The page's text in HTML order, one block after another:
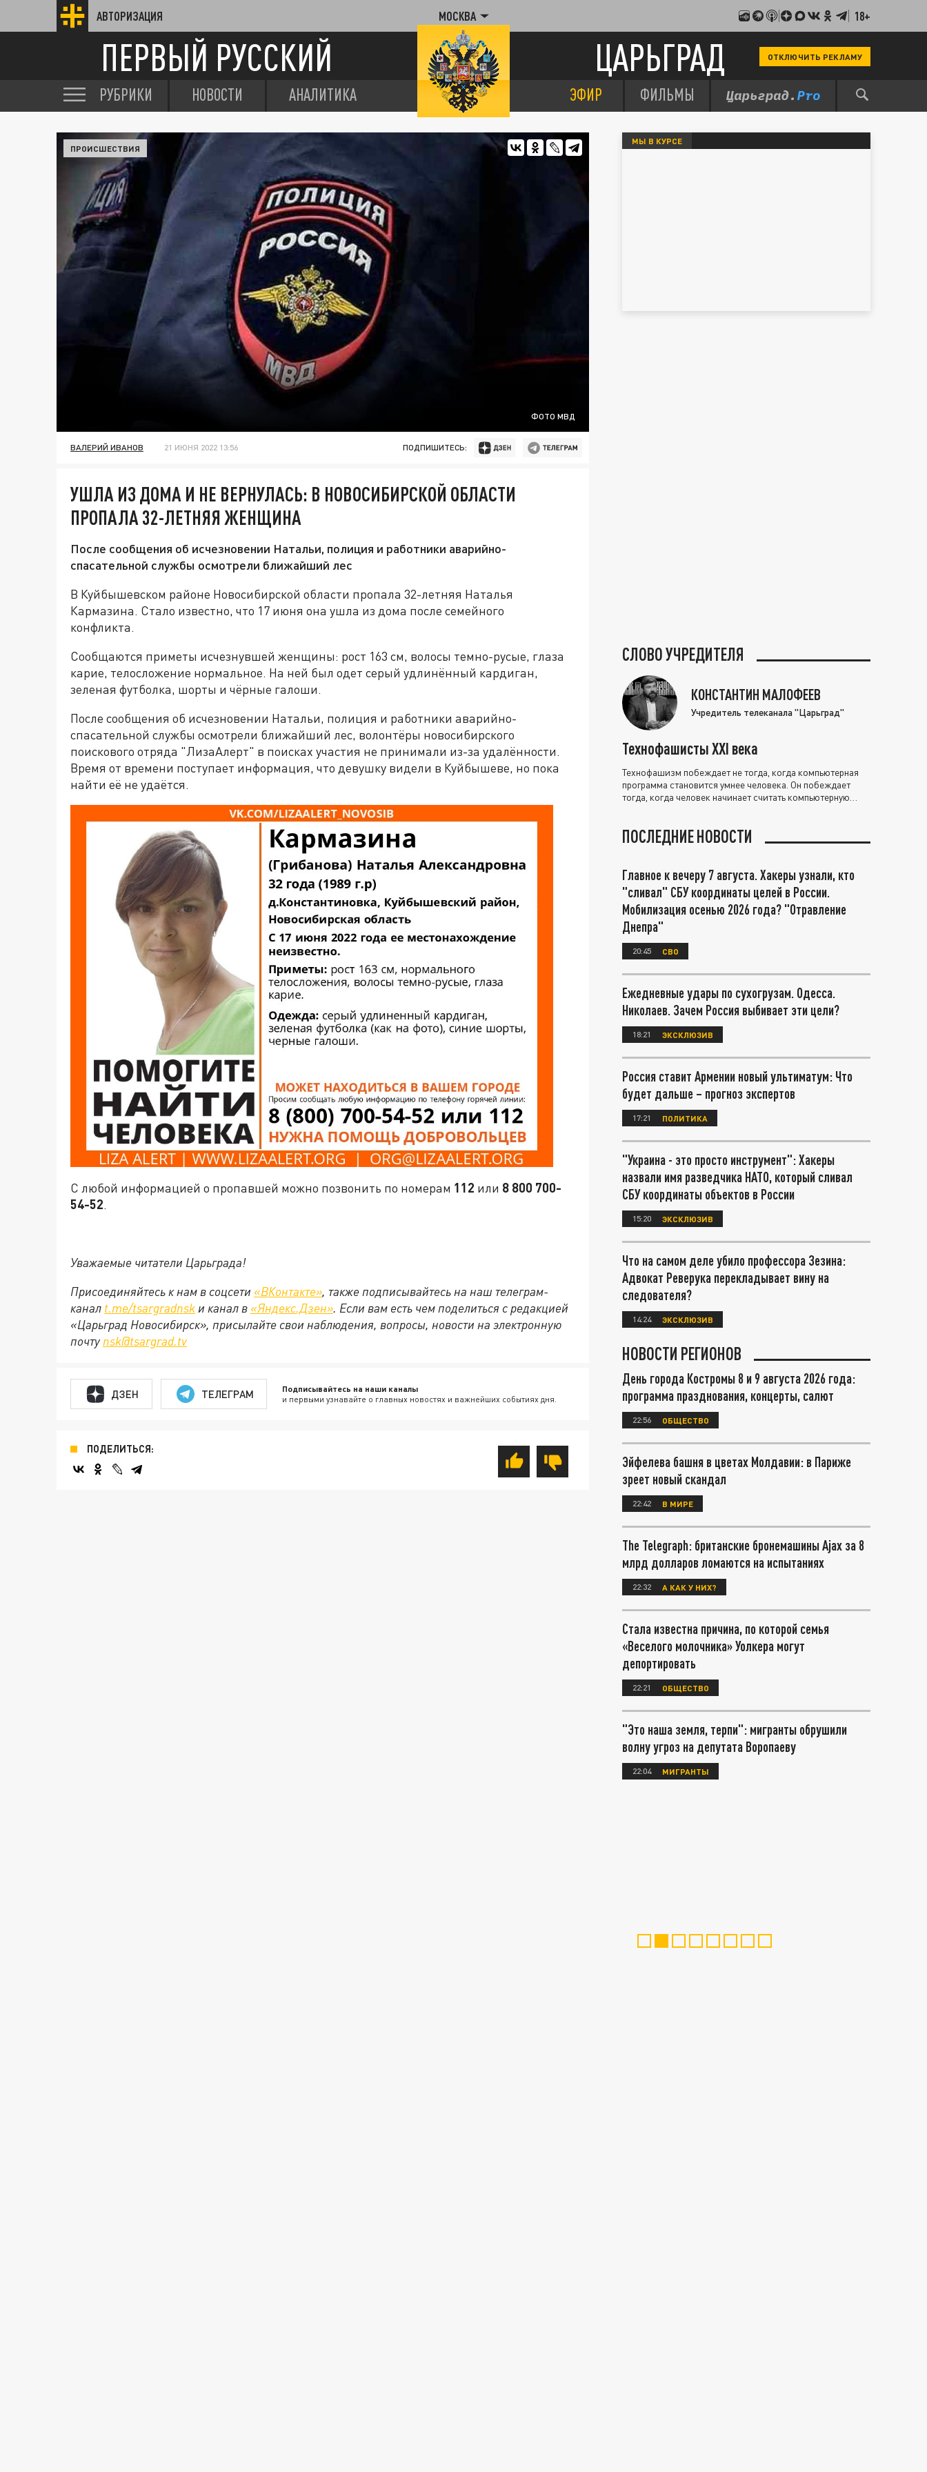
АВТОРИЗАЦИЯ МОСКВА 18+
ПЕРВЫЙ РУССКИЙ ЦАРЬГРАД ОТКЛЮЧИТЬ РЕКЛАМУ
РУБРИКИ НОВОСТИ АНАЛИТИКА ЭФИР ФИЛЬМЫ
ФОТО МВД
ПРОИСШЕСТВИЯ
ВАЛЕРИЙ ИВАНОВ 21 ИЮНЯ 2022 13:56 ПОДПИШИТЕСЬ:
УШЛА ИЗ ДОМА И НЕ ВЕРНУЛАСЬ: В НОВОСИБИРСКОЙ ОБЛАСТИ
ПРОПАЛА 32-ЛЕТНЯЯ ЖЕНЩИНА
После сообщения об исчезновении Натальи, полиция и работники аварийно-
спасательной службы осмотрели ближайший лес
В Куйбышевском районе Новосибирской области пропала 32-летняя Наталья
Кармазина. Стало известно, что 17 июня она ушла из дома после семейного
конфликта.
Сообщаются приметы исчезнувшей женщины: рост 163 см, волосы темно-русые, глаза
карие, телосложение нормальное. На ней был одет серый удлинённый кардиган,
зеленая футболка, шорты и чёрные галоши.
После сообщения об исчезновении Натальи, полиция и работники аварийно-
спасательной службы осмотрели ближайший лес, волонтёры новосибирского
поискового отряда "ЛизаАлерт" в поисках участия не принимали из-за удалённости.
Время от времени поступает информация, что девушку видели в Куйбышеве, но пока
найти её не удаётся.
С любой информацией о пропавшей можно позвонить по номерам 112 или 8 800 700-
54-52.
Уважаемые читатели Царьграда!
Присоединяйтесь к нам в соцсети «ВКонтакте», также подписывайтесь на наш телеграм-
канал t.me/tsargradnsk и канал в «Яндекс.Дзен». Если вам есть чем поделиться с редакцией
«Царьград Новосибирск», присылайте свои наблюдения, вопросы, новости на электронную
почту nsk@tsargrad.tv
ДЗЕН ТЕЛЕГРАМ Подписывайтесь на наши каналы
и первыми узнавайте о главных новостях и важнейших событиях дня.
ПОДЕЛИТЬСЯ:
МЫ В КУРСЕ
СЛОВО УЧРЕДИТЕЛЯ
КОНСТАНТИН МАЛОФЕЕВ
Учредитель телеканала "Царьград"
Технофашисты XXI века
Технофашизм побеждает не тогда, когда компьютерная
программа становится умнее человека. Он побеждает
тогда, когда человек начинает считать компьютерную
ПОСЛЕДНИЕ НОВОСТИ
Главное к вечеру 7 августа. Хакеры узнали, кто
"сливал" СБУ координаты целей в России.
Мобилизация осенью 2026 года? "Отравление
Днепра"
20:45 СВО
Ежедневные удары по сухогрузам. Одесса.
Николаев. Зачем Россия выбивает эти цели?
18:21 ЭКСКЛЮЗИВ
Россия ставит Армении новый ультиматум: Что
будет дальше – прогноз экспертов
17:21 ПОЛИТИКА
"Украина - это просто инструмент": Хакеры
назвали имя разведчика НАТО, который сливал
СБУ координаты объектов в России
15:20 ЭКСКЛЮЗИВ
Что на самом деле убило профессора Зезина:
Адвокат Реверука перекладывает вину на
следователя?
14:24 ЭКСКЛЮЗИВ
НОВОСТИ РЕГИОНОВ
День города Костромы 8 и 9 августа 2026 года:
программа празднования, концерты, салют
22:56 ОБЩЕСТВО
Эйфелева башня в цветах Молдавии: в Париже
зреет новый скандал
22:42 В МИРЕ
The Telegraph: британские бронемашины Ajax за 8
млрд долларов ломаются на испытаниях
22:32 А КАК У НИХ?
Стала известна причина, по которой семья
«Веселого молочника» Уолкера могут
депортировать
22:21 ОБЩЕСТВО
"Это наша земля, терпи": мигранты обрушили
волну угроз на депутата Воропаеву
22:04 МИГРАНТЫ